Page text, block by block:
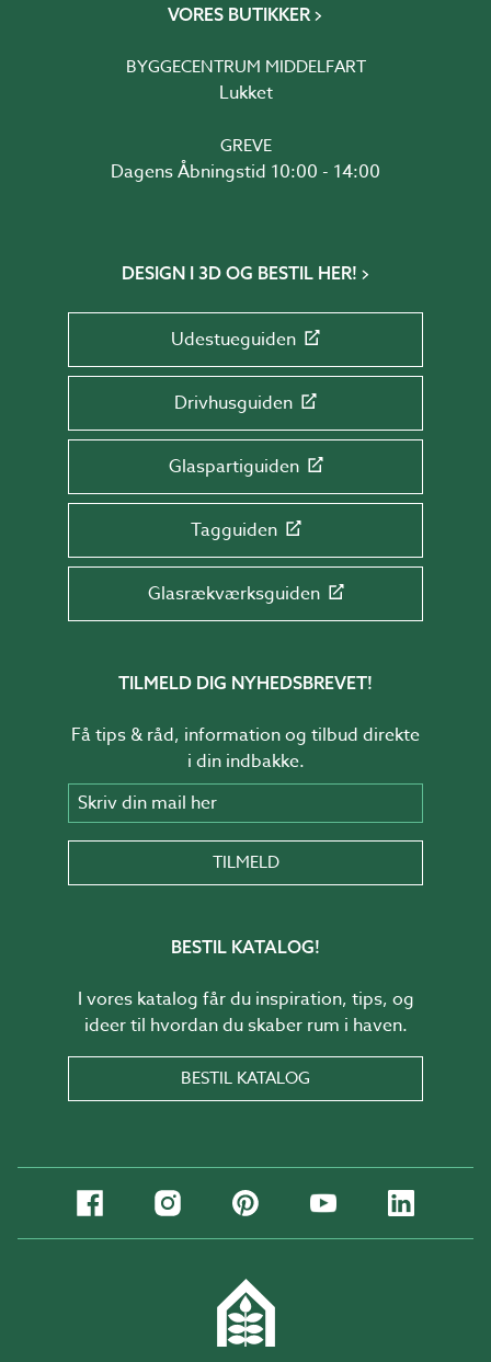
VORES BUTIKKER
BYGGECENTRUM MIDDELFART
Lukket
GREVE
Dagens Åbningstid 10:00 - 14:00
DESIGN I 3D OG BESTIL HER!
Udestueguiden
Drivhusguiden
Glaspartiguiden
Tagguiden
Glasrækværksguiden
TILMELD DIG NYHEDSBREVET!
Få tips & råd, information og tilbud direkte
i din indbakke.
Skriv din mail her
TILMELD
BESTIL KATALOG!
I vores katalog får du inspiration, tips, og
ideer til hvordan du skaber rum i haven.
BESTIL KATALOG